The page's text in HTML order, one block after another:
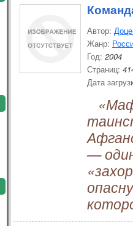
Автор:
Жанр:
Год: 2004
Страниц:
Дата
—